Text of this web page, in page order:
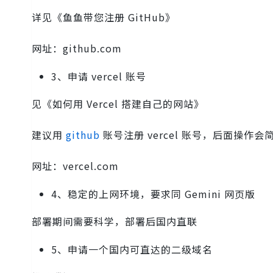
详见《鱼鱼带您注册 GitHub》
网址：github.com
3、申请 vercel 账号
见《如何用 Vercel 搭建自己的网站》
建议用 github 账号注册 vercel 账号，后面操作会
网址：vercel.com
4、稳定的上网环境，要求同 Gemini 网页版
部署期间需要科学，部署后国内直联
5、申请一个国内可直达的二级域名